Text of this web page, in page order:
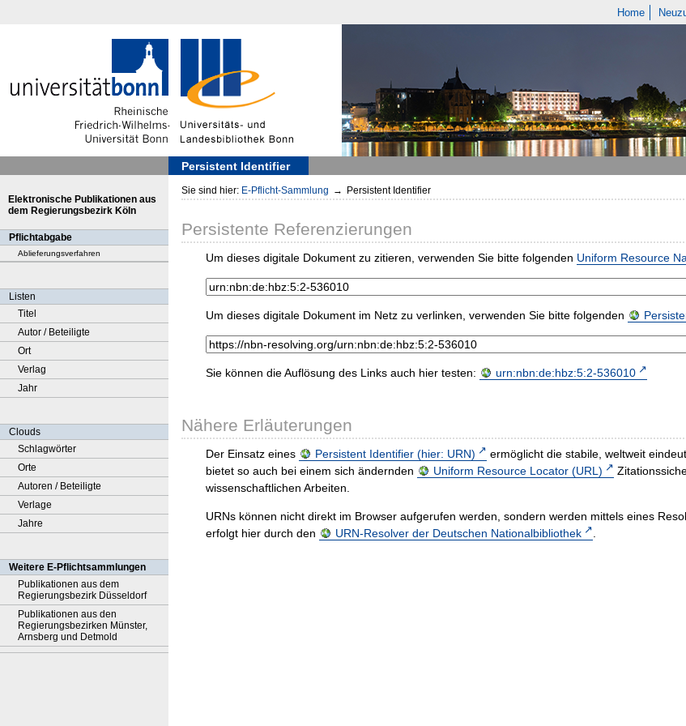
Home
Persistent Identifier
Elektronische Publikationen aus
dem Regierungsbezirk Köln
Pflichtabgabe
Ablieferungsverfahren
Listen
Titel
Autor / Beteiligte
Ort
Verlag
Jahr
Clouds
Schlagwörter
Orte
Autoren / Beteiligte
Verlage
Jahre
Weitere E-Pflichtsammlungen
Publikationen aus dem
Regierungsbezirk Düsseldorf
Publikationen aus den
Regierungsbezirken Münster,
Arnsberg und Detmold
Sie sind hier: E-Pflicht-Sammlung → Persistent Identifier
Persistente Referenzierungen
Um dieses digitale Dokument zu zitieren, verwenden Sie bitte folgenden Uniform Resource
Um dieses digitale Dokument im Netz zu verlinken, verwenden Sie bitte folgenden
Sie können die Auflösung des Links auch hier testen: urn:nbn:de:hbz:5:2-536010
Nähere Erläuterungen
Der Einsatz eines Persistent Identifier (hier: URN)
ermöglicht die stabile, weltweit
bietet so auch bei einem sich ändernden
Uniform Resource Locator (URL)
wissenschaftlichen Arbeiten.
URNs können nicht direkt im Browser aufgerufen werden, sondern werden mittels eines
erfolgt hier durch den
URN-Resolver der Deutschen Nationalbibliothek .